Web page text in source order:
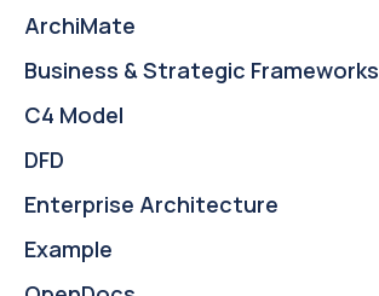
ArchiMate
Business & Strategic Frameworks
C4 Model
DFD
Enterprise Architecture
Example